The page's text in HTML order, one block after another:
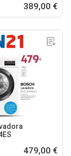
389,00 €
479,00 €